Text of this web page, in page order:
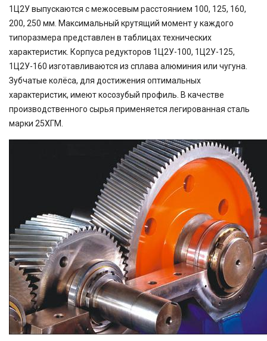
1Ц2У выпускаются с межосевым расстоянием 100, 125, 160,
200, 250 мм. Максимальный крутящий момент у каждого
типоразмера представлен в таблицах технических
характеристик. Корпуса редукторов 1Ц2У-100, 1Ц2У-125,
1Ц2У-160 изготавливаются из сплава алюминия или чугуна.
Зубчатые колёса, для достижения оптимальных
характеристик, имеют косозубый профиль. В качестве
производственного сырья применяется легированная сталь
марки 25ХГМ.